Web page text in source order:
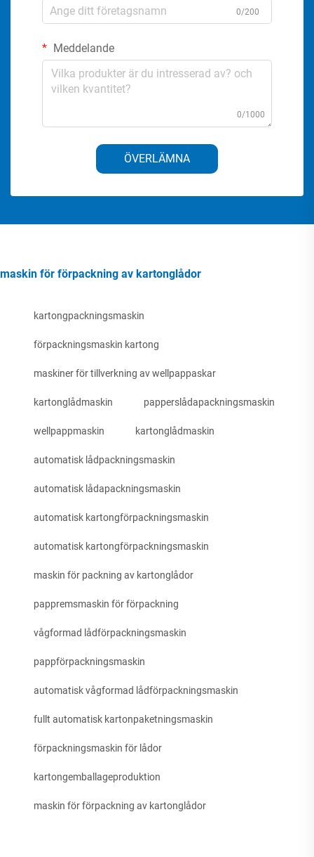
0/200
Meddelande
0/1000
ÖVERLÄMNA
maskin för förpackning av kartonglådor
kartongpackningsmaskin
förpackningsmaskin kartong
maskiner för tillverkning av wellpappaskar
kartonglådmaskin papperslådapackningsmaskin
wellpappmaskin kartonglådmaskin
automatisk lådpackningsmaskin
automatisk lådapackningsmaskin
automatisk kartongförpackningsmaskin
automatisk kartongförpackningsmaskin
maskin för packning av kartonglådor
pappremsmaskin för förpackning
vågformad lådförpackningsmaskin
pappförpackningsmaskin
automatisk vågformad lådförpackningsmaskin
fullt automatisk kartonpaketningsmaskin
förpackningsmaskin för lådor
kartongemballageproduktion
maskin för förpackning av kartonglådor